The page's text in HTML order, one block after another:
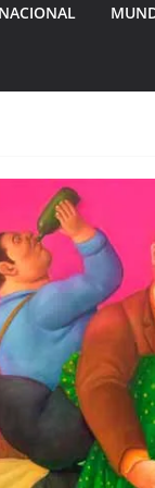
NACIONAL